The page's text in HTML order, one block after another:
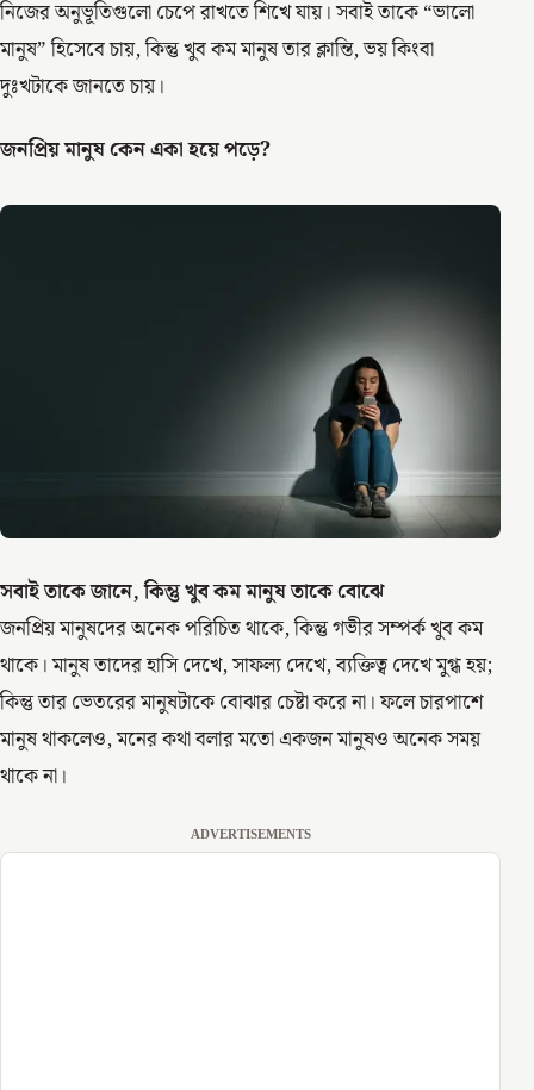
নিজের অনুভূতিগুলো চেপে রাখতে শিখে যায়। সবাই তাকে “ভালো
মানুষ” হিসেবে চায়, কিন্তু খুব কম মানুষ তার ক্লান্তি, ভয় কিংবা
দুঃখটাকে জানতে চায়।
জনপ্রিয় মানুষ কেন একা হয়ে পড়ে?
সবাই তাকে জানে, কিন্তু খুব কম মানুষ তাকে বোঝে
জনপ্রিয় মানুষদের অনেক পরিচিত থাকে, কিন্তু গভীর সম্পর্ক খুব কম
থাকে। মানুষ তাদের হাসি দেখে, সাফল্য দেখে, ব্যক্তিত্ব দেখে মুগ্ধ হয়;
কিন্তু তার ভেতরের মানুষটাকে বোঝার চেষ্টা করে না। ফলে চারপাশে
মানুষ থাকলেও, মনের কথা বলার মতো একজন মানুষও অনেক সময়
থাকে না।
ADVERTISEMENTS